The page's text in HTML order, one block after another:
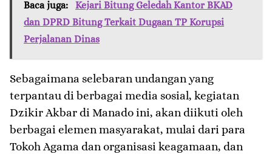
Baca juga:
Kejari Bitung Geledah Kantor BKAD
dan DPRD Bitung Terkait Dugaan TP Korupsi
Perjalanan Dinas
Sebagaimana selebaran undangan yang
terpantau di berbagai media sosial, kegiatan
Dzikir Akbar di Manado ini, akan diikuti oleh
berbagai elemen masyarakat, mulai dari para
Tokoh Agama dan organisasi keagamaan, dan